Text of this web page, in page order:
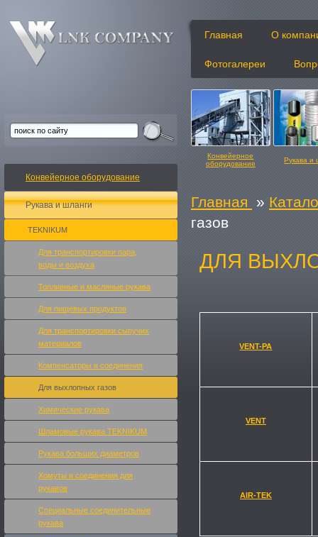
Главная О
Фотогалереи
Конвейерное
оборудование
Рукава и
Главная »
газов
ДЛЯ
VENT-PA
VENT
AIR-TEK
Конвейерное оборудование
Рукава и шланги
TEKNIKUM
Для транспортировки пара,
воды и воздуха
Топливные и масляные рукавa
Для пищевых продуктов
Для транспортировки сыпучих
материалов
Компенсаторы и соединения
Для выхлопных газов
Химические рукава
Шламовые рукава TEKNIKUM
Рукава больших диаметров
Хомуты и соединения для
рукавов
Специальные соединительные
рукава